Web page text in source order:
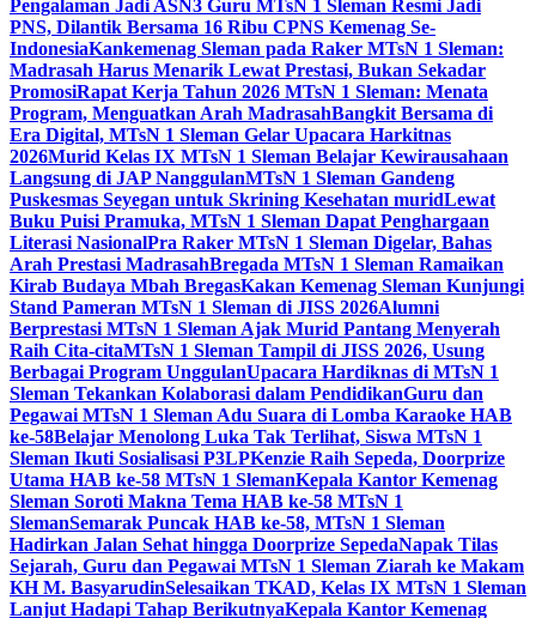
Pengalaman Jadi ASN3 Guru MTsN 1 Sleman Resmi Jadi
PNS, Dilantik Bersama 16 Ribu CPNS Kemenag Se-
IndonesiaKankemenag Sleman pada Raker MTsN 1 Sleman:
Madrasah Harus Menarik Lewat Prestasi, Bukan Sekadar
PromosiRapat Kerja Tahun 2026 MTsN 1 Sleman: Menata
Program, Menguatkan Arah MadrasahBangkit Bersama di
Era Digital, MTsN 1 Sleman Gelar Upacara Harkitnas
2026Murid Kelas IX MTsN 1 Sleman Belajar Kewirausahaan
Langsung di JAP NanggulanMTsN 1 Sleman Gandeng
Puskesmas Seyegan untuk Skrining Kesehatan muridLewat
Buku Puisi Pramuka, MTsN 1 Sleman Dapat Penghargaan
Literasi NasionalPra Raker MTsN 1 Sleman Digelar, Bahas
Arah Prestasi MadrasahBregada MTsN 1 Sleman Ramaikan
Kirab Budaya Mbah BregasKakan Kemenag Sleman Kunjungi
Stand Pameran MTsN 1 Sleman di JISS 2026Alumni
Berprestasi MTsN 1 Sleman Ajak Murid Pantang Menyerah
Raih Cita-citaMTsN 1 Sleman Tampil di JISS 2026, Usung
Berbagai Program UnggulanUpacara Hardiknas di MTsN 1
Sleman Tekankan Kolaborasi dalam PendidikanGuru dan
Pegawai MTsN 1 Sleman Adu Suara di Lomba Karaoke HAB
ke-58Belajar Menolong Luka Tak Terlihat, Siswa MTsN 1
Sleman Ikuti Sosialisasi P3LPKenzie Raih Sepeda, Doorprize
Utama HAB ke-58 MTsN 1 SlemanKepala Kantor Kemenag
Sleman Soroti Makna Tema HAB ke-58 MTsN 1
SlemanSemarak Puncak HAB ke-58, MTsN 1 Sleman
Hadirkan Jalan Sehat hingga Doorprize SepedaNapak Tilas
Sejarah, Guru dan Pegawai MTsN 1 Sleman Ziarah ke Makam
KH M. BasyarudinSelesaikan TKAD, Kelas IX MTsN 1 Sleman
Lanjut Hadapi Tahap BerikutnyaKepala Kantor Kemenag